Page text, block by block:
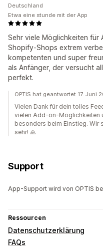
Sehr viele Möglichkeiten für
Shopify-Shops extrem
kompetenten und super
als Anfänger, der versucht
perfekt.
Deutschland
Etwa eine stunde mit der App
OPTIS hat geantwortet 17. Juni
Vielen Dank für dein tolles
vielen Add-on-Möglichkeiten
besonders beim Einstieg. Wir
sehr! 🙏
Support
App-Support wird von OPTIS
Ressourcen
Datenschutzerklärung
FAQs